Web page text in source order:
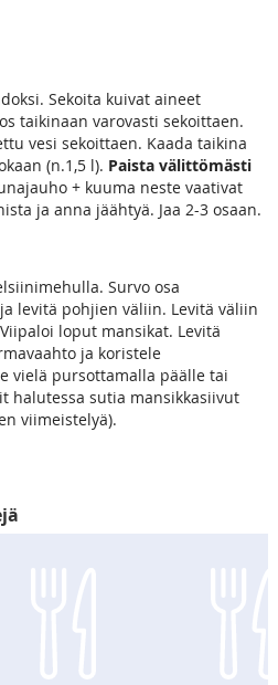
Sekoita kuivat aineet
taikinaan varovasti sekoittaen.
vesi sekoittaen. Kaada taikina
(n.1,5 l). Paista välittömästi
+ kuuma neste vaativat
ja anna jäähtyä. Jaa 2-3 osaan.
Survo osa
levitä pohjien väliin. Levitä väliin
loput mansikat. Levitä
ja koristele
vielä pursottamalla päälle tai
halutessa sutia mansikkasiivut
viimeistelyä).